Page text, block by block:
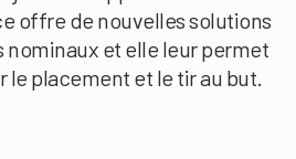
offre de nouvelles solutions
nominaux et elle leur permet
le placement et le tir au but.